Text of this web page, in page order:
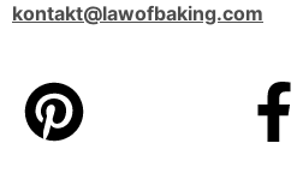
kontakt@lawofbaking.com